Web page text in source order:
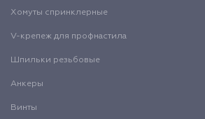
Хомуты спринклерные
V-крепеж для профнастила
Шпильки резьбовые
Анкеры
Винты